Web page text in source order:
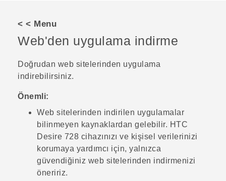
VIVERSE
DESTEK
< < Menu
Web'den uygulama indirme
Doğrudan web sitelerinden uygulama
indirebilirsiniz.
Önemli:
Web sitelerinden indirilen uygulamalar
bilinmeyen kaynaklardan gelebilir. HTC
Desire 728 cihazınızı ve kişisel verilerinizi
korumaya yardımcı için, yalnızca
güvendiğiniz web sitelerinden indirmenizi
öneririz.